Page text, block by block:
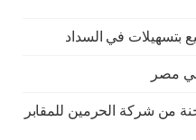
مصر
من شركة الحرمين للمقابر